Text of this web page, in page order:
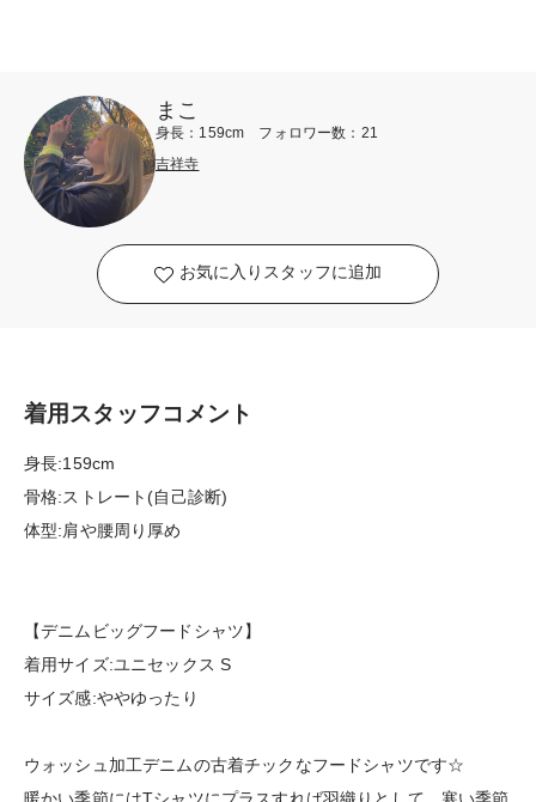
まこ
身長：159cm フォロワー数：21
吉祥寺
お気に入りスタッフに追加
着用スタッフコメント
身長:159cm
骨格:ストレート(自己診断)
体型:肩や腰周り厚め
【デニムビッグフードシャツ】
着用サイズ:ユニセックス S
サイズ感:ややゆったり
ウォッシュ加工デニムの古着チックなフードシャツです☆